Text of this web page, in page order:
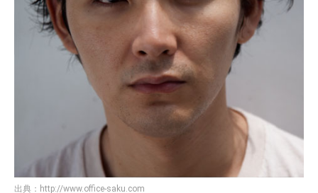
出典： http://www.office-saku.com